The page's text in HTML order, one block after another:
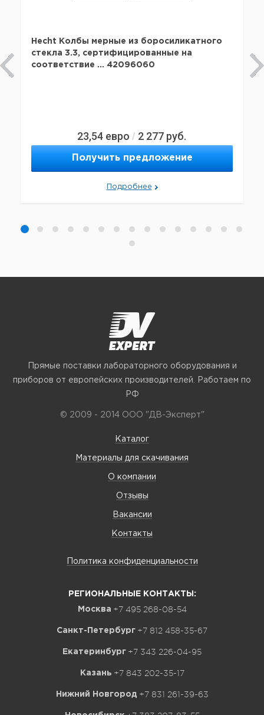
Hecht Колбы мерные из боросиликатного
стекла 3.3, сертифицированные на
соответствие ... 42096060
23,54 евро / 2 277 руб.
Получить предложение
Подробнее
Прямые поставки лабораторного оборудования и
приборов от европейских производителей. Работаем по
РФ
© 2009 - 2014 ООО "ДВ-Эксперт"
Каталог
Материалы для скачивания
О компании
Отзывы
Вакансии
Контакты
Политика конфиденциальности
РЕГИОНАЛЬНЫЕ КОНТАКТЫ:
Москва +7 495 268-08-54
Санкт-Петербург +7 812 458-35-67
Екатеринбург +7 343 226-04-95
Казань +7 843 202-35-17
Нижний Новгород +7 831 261-39-63